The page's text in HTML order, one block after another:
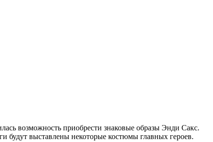
возможность приобрести знаковые образы Энди Сакс.
будут выставлены некоторые костюмы главных героев.